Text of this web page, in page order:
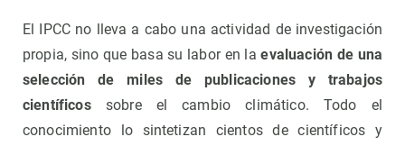
El IPCC no lleva a cabo una actividad de investigación
propia, sino que basa su labor en laevaluación de una
selección de miles de publicaciones y trabajos
científicossobre el cambio climático. Todo el
conocimiento lo sintetizan cientos de científicos y